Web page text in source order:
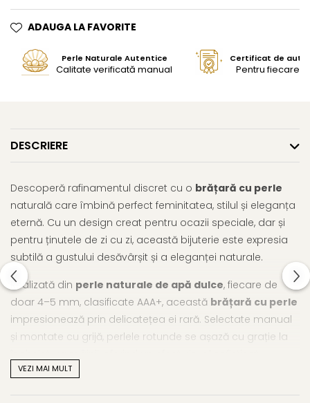
ADAUGA LA FAVORITE
Perle Naturale Autentice
Calitate verificată manual
Certificat de
Pentru fiecare
DESCRIERE
Descoperă rafinamentul discret cu o brățară cu perle
naturală care îmbină perfect feminitatea, stilul și eleganța
eternă. Cu un design creat pentru ocazii speciale, dar și
pentru ținutele de zi cu zi, această bijuterie este expresia
subtilă a gustului desăvârșit și a eleganței naturale.
Realizată din perle naturale de apă dulce, fiecare de
doar 4–5 mm, clasificate AAA+, această brățară cu perle
impresionează prin delicatețea ei rară. Selectate manual
și montate cu grijă, perlele rotunde se așază cu grație la
Închizătoarea din aur de 14K (aur 585) adaugă un plus de
VEZI MAI MULT